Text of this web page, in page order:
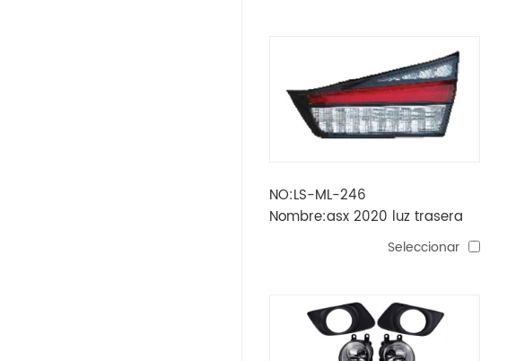
NO:LS-ML-246
Nombre:asx 2020 luz trasera
Seleccionar